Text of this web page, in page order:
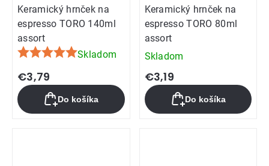
Keramický hrnček na
espresso TORO 140ml
assort
Priemerné
hodnotenie
produktu
je
5,0
Skladom
€3,79
Do košíka
Keramický hrnček na
espresso TORO 80ml
assort
Skladom
€3,19
Do košíka